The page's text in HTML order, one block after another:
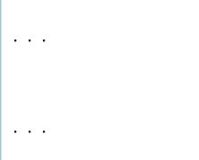
・・・
・・・